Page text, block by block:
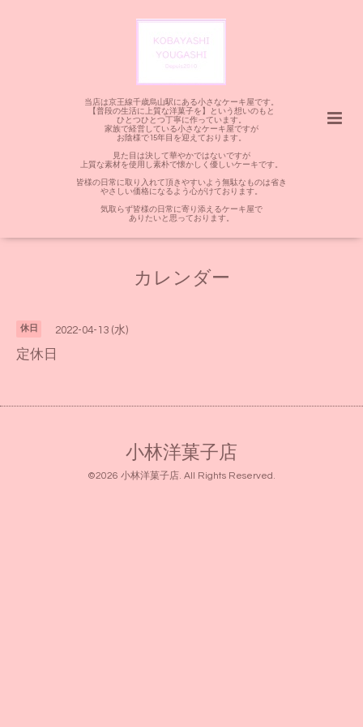
当店は京王線千歳烏山駅にある小さなケーキ屋です。
【普段の生活に上質な洋菓子を】という想いのもと
ひとつひとつ丁寧に作っています。
家族で経営している小さなケーキ屋ですが
お陰様で15年目を迎えております。
見た目は決して華やかではないですが
上質な素材を使用し素朴で懐かしく優しいケーキです。
皆様の日常に取り入れて頂きやすいよう無駄なものは省き
やさしい価格になるよう心がけております。
気取らず皆様の日常に寄り添えるケーキ屋で
ありたいと思っております。
カレンダー
休日 2022-04-13 (水)
定休日
小林洋菓子店
©2026 小林洋菓子店. All Rights Reserved.